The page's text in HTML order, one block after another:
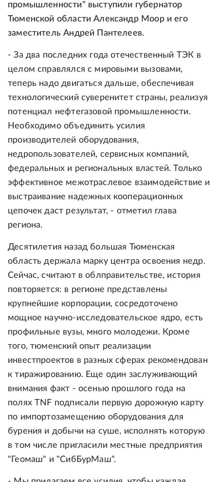
промышленности" выступили губернатор
Тюменской области Александр Моор и его
заместитель Андрей Пантелеев.
- За два последних года отечественный ТЭК в
целом справлялся с мировыми вызовами,
теперь надо двигаться дальше, обеспечивая
технологический суверенитет страны, реализуя
потенциал нефтегазовой промышленности.
Необходимо объединить усилия
производителей оборудования,
недропользователей, сервисных компаний,
федеральных и региональных властей. Только
эффективное межотраслевое взаимодействие и
выстраивание надежных кооперационных
цепочек даст результат, - отметил глава
региона.
Десятилетия назад большая Тюменская
область держала марку центра освоения недр.
Сейчас, считают в облправительстве, история
повторяется: в регионе представлены
крупнейшие корпорации, сосредоточено
мощное научно-исследовательское ядро, есть
профильные вузы, много молодежи. Кроме
того, тюменский опыт реализации
инвестпроектов в разных сферах рекомендован
к тиражированию. Еще один заслуживающий
внимания факт - осенью прошлого года на
полях TNF подписали первую дорожную карту
по импортозамещению оборудования для
бурения и добычи на суше, исполнять которую
в том числе пригласили местные предприятия
"Геомаш" и "СибБурМаш".